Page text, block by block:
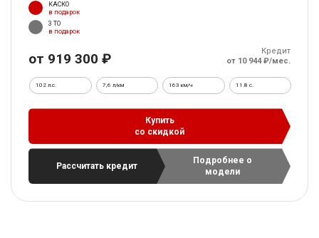
КАСКО
в подарок
3 ТО
в подарок
от 919 300 ₽
Кредит
от 10 944 ₽/мес.
102 л.с. 7,6 л/км 163 км/ч 11.8 c.
Купить
со скидкой
Рассчитать кредит
Подробнее о
модели